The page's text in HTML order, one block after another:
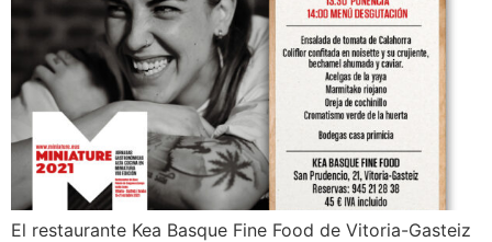
El restaurante Kea Basque Fine Food de Vitoria-Gasteiz